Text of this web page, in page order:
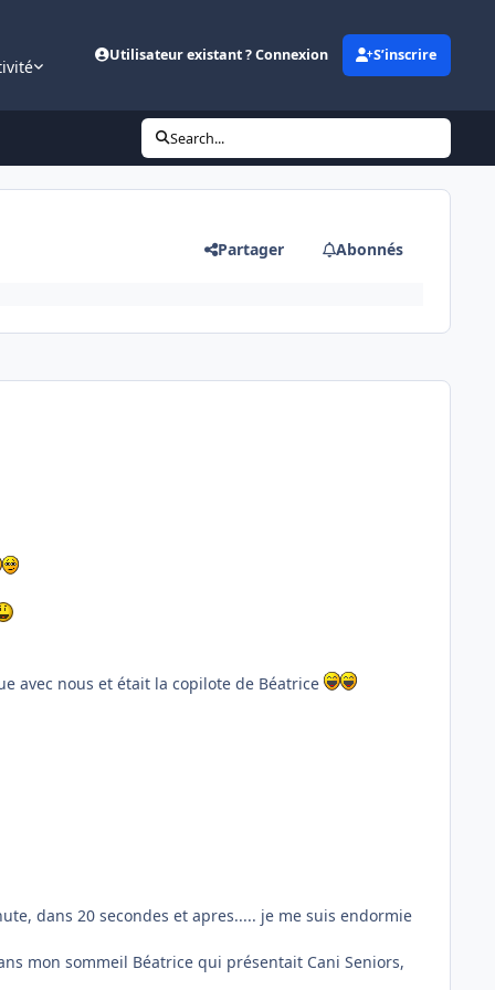
Utilisateur existant ? Connexion S’inscrire
Search...
Partager Abonnés
avec nous et était la copilote de Béatrice
dans 20 secondes et apres..... je me suis endormie
mon sommeil Béatrice qui présentait Cani Seniors,